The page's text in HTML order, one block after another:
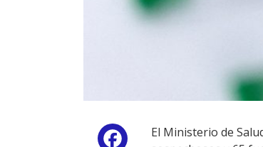
Facebook
El Ministerio de